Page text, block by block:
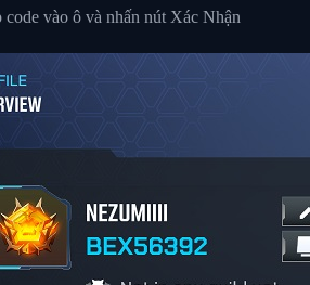
code vào ô và nhấn nút Xác Nhận